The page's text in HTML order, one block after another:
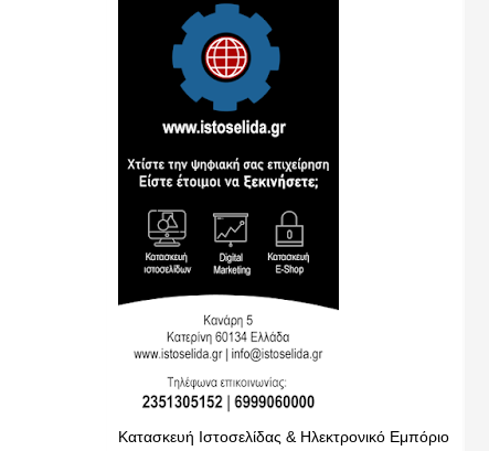
Κατασκευή Ιστοσελίδας & Ηλεκτρονικό Εμπόριο